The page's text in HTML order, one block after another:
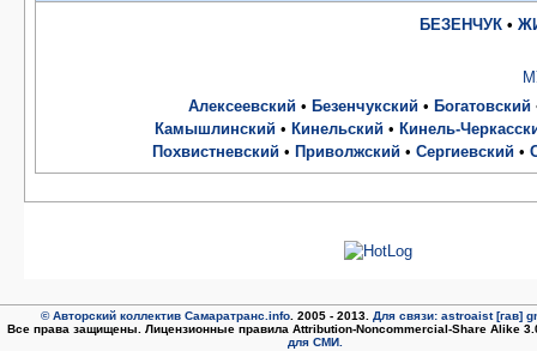
БЕЗЕНЧУК •
Алексеевский • Безенчукский • Богатовский
Камышлинский • Кинельский • Кинель-
Похвистневский • Приволжский •Сергиевский •
© Авторский коллектив Самаратранс.info . 2005 - 2013. Для связи: astroaist [гав]
Все права защищены. Лицензионные правила Attribution-Noncommercial-Share Alike
для СМИ.